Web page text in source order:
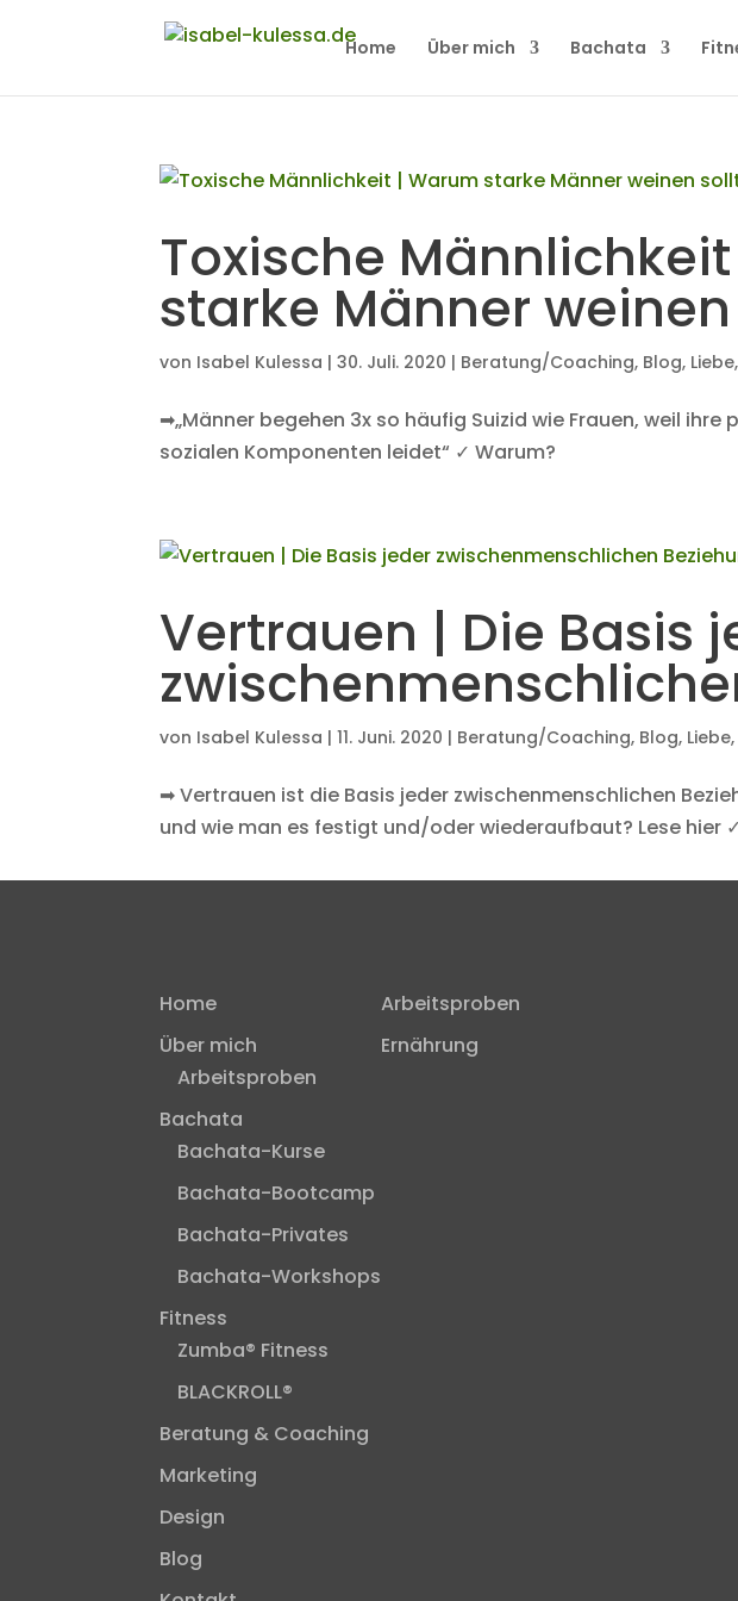
Home Über mich Bachata
Toxische
starke Männer
von Isabel Kulessa |30. Juli. 2020 | Beratung/Coaching, Blog, Liebe
➡„Männer begehen 3x so häufig Suizid wie Frauen, weil
sozialen Komponenten leidet“ ✓ Warum?
Vertrauen | Die Basis
von Isabel Kulessa |11. Juni. 2020 | Beratung/Coaching, Blog, Liebe
➡ Vertrauen ist die Basis jeder zwischenmenschlichen
und wie man es festigt und/oder wiederaufbaut? Lese hier ✓
Home
Über mich
Arbeitsproben
Bachata
Bachata-Kurse
Bachata-Bootcamp
Bachata-Privates
Bachata-Workshops
Fitness
Zumba® Fitness
BLACKROLL®
Beratung & Coaching
Marketing
Design
Blog
Arbeitsproben
Ernährung